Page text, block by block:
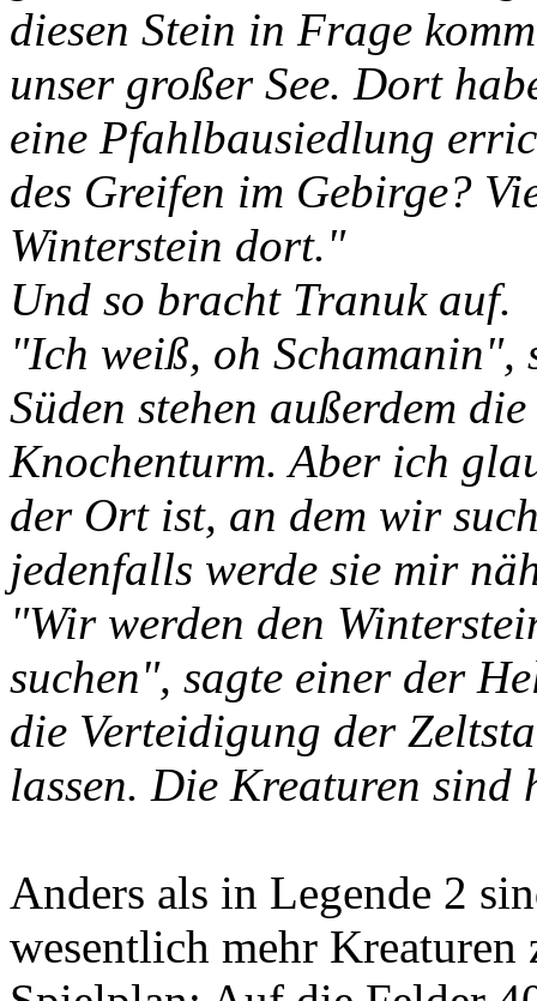
diesen Stein in Frage
unser großer See. Dort
eine Pfahlbausiedlung
des Greifen im Gebirge?
Winterstein dort."
Und so bracht Tranuk auf.
"Ich weiß, oh Schamanin",
Süden stehen außerdem
Knochenturm. Aber ich
der Ort ist, an dem wir
jedenfalls werde sie mir
"Wir werden den
suchen", sagte einer der
die Verteidigung der
lassen. Die Kreaturen
Anders als in Legende 2
wesentlich mehr Kreaturen